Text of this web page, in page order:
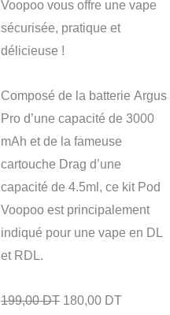
Voopoo vous offre une vape
sécurisée, pratique et
délicieuse !
Composé de la batterie Argus
Pro d’une capacité de 3000
mAh et de la fameuse
cartouche Drag d’une
capacité de 4.5ml, ce kit Pod
Voopoo est principalement
indiqué pour une vape en DL
et RDL.
199,00DT 180,00 DT